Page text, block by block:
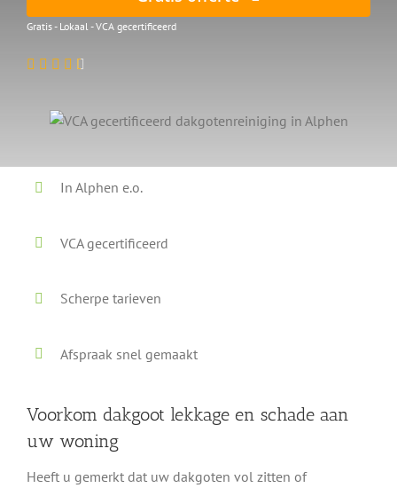
Gratis - Lokaal - VCA gecertificeerd
In Alphen e.o.
VCA gecertificeerd
Scherpe tarieven
Afspraak snel gemaakt
Voorkom dakgoot lekkage en schade aan
uw woning
Heeft u gemerkt dat uw dakgoten vol zitten of